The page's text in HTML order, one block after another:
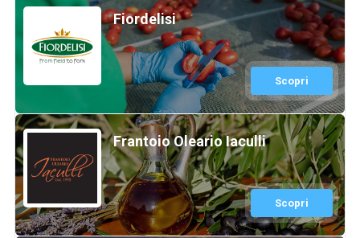
Fiordelisi
Scopri
Frantoio Oleario Iaculli
Scopri